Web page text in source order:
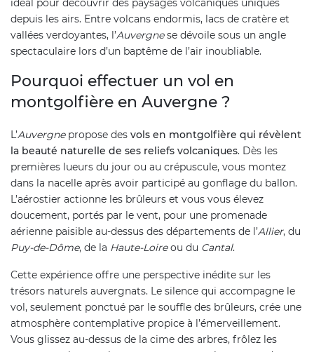
idéal pour découvrir des paysages volcaniques uniques
depuis les airs. Entre volcans endormis, lacs de cratère et
vallées verdoyantes, l’Auvergnese dévoile sous un angle
spectaculaire lors d’un baptême de l’air inoubliable.
Pourquoi effectuer un vol en
montgolfière en Auvergne ?
L’Auvergnepropose des vols en montgolfière qui révèlent
la beauté naturelle de ses reliefs volcaniques. Dès les
premières lueurs du jour ou au crépuscule, vous montez
dans la nacelle après avoir participé au gonflage du ballon.
L’aérostier actionne les brûleurs et vous vous élevez
doucement, portés par le vent, pour une promenade
aérienne paisible au-dessus des départements de l’Allier, du
Puy-de-Dôme, de la Haute-Loireou du Cantal.
Cette expérience offre une perspective inédite sur les
trésors naturels auvergnats. Le silence qui accompagne le
vol, seulement ponctué par le souffle des brûleurs, crée une
atmosphère contemplative propice à l’émerveillement.
Vous glissez au-dessus de la cime des arbres, frôlez les